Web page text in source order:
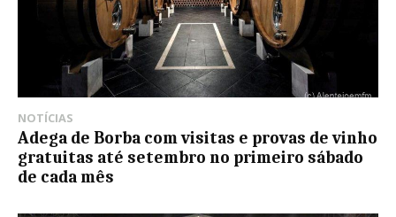
NOTÍCIAS
Adega de Borba com visitas e provas de vinho
gratuitas até setembro no primeiro sábado
de cada mês